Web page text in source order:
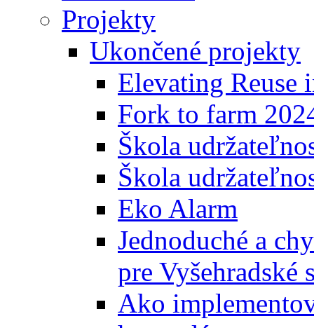
Projekty
Ukončené projekty
Elevating Reuse
Fork to farm
Škola
Škola
Eko Alarm
Jednoduché a
pre Vyšehradské
Ako